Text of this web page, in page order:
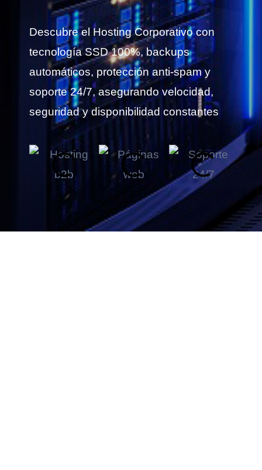
Descubre el Hosting Corporativo con
tecnología SSD 100%, backups
automáticos, protección anti-spam y
soporte 24/7, asegurando velocidad,
seguridad y disponibilidad constantes